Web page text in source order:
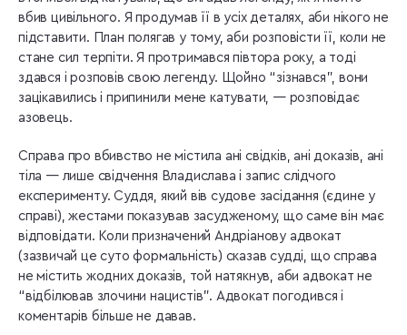
вбив цивільного. Я продумав її в усіх деталях, аби нікого не
підставити. План полягав у тому, аби розповісти її, коли не
стане сил терпіти. Я протримався півтора року, а тоді
здався і розповів свою легенду. Щойно “зізнався”, вони
зацікавились і припинили мене катувати, — розповідає
азовець.
Справа про вбивство не містила ані свідків, ані доказів, ані
тіла — лише свідчення Владислава і запис слідчого
експерименту. Суддя, який вів судове засідання (єдине у
справі), жестами показував засудженому, що саме він має
відповідати. Коли призначений Андріанову адвокат
(зазвичай це суто формальність) сказав судді, що справа
не містить жодних доказів, той натякнув, аби адвокат не
“відбілював злочини нацистів”. Адвокат погодився і
коментарів більше не давав.